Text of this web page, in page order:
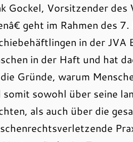
Gockel, Vorsitzender
geht im Rahmen des
in der
in der Haft und hat
Gründe, warum
sowohl über seine
als auch über die